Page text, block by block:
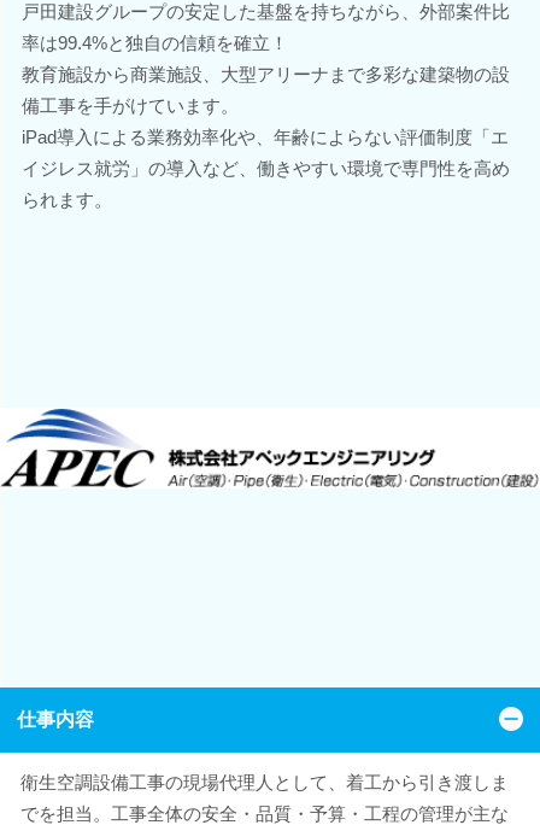
戸田建設グループの安定した基盤を持ちながら、外部案件比
率は99.4%と独自の信頼を確立！
教育施設から商業施設、大型アリーナまで多彩な建築物の設
備工事を手がけています。
iPad導入による業務効率化や、年齢によらない評価制度「エ
イジレス就労」の導入など、働きやすい環境で専門性を高め
られます。
仕事内容
衛生空調設備工事の現場代理人として、着工から引き渡しま
でを担当。工事全体の安全・品質・予算・工程の管理が主な